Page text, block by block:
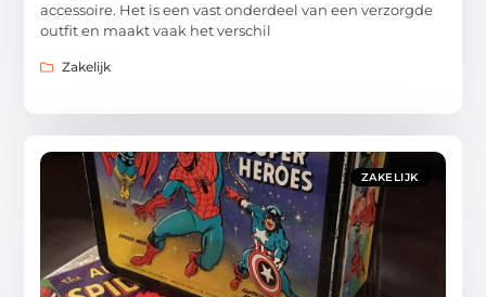
accessoire. Het is een vast onderdeel van een verzorgde
outfit en maakt vaak het verschil
Zakelijk
ZAKELIJK